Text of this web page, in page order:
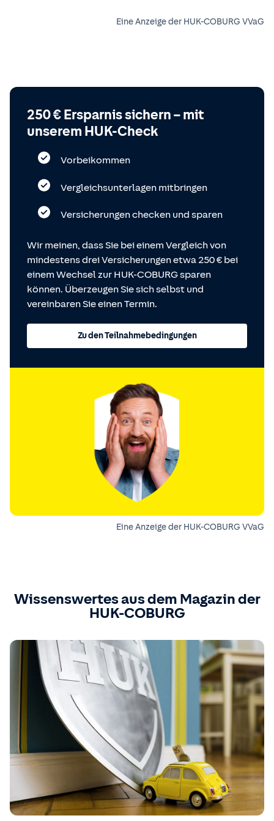
Eine Anzeige der HUK-COBURG VVaG
250 € Ersparnis sichern – mit
unserem HUK-Check
Vorbeikommen
Vergleichsunterlagen mitbringen
Versicherungen checken und sparen
Wir meinen, dass Sie bei einem Vergleich von
mindestens drei Versicherungen etwa 250 € bei
einem Wechsel zur HUK-COBURG sparen
können. Überzeugen Sie sich selbst und
vereinbaren Sie einen Termin.
Zu den Teilnahmebedingungen
Eine Anzeige der HUK-COBURG VVaG
Wissenswertes aus dem Magazin der
HUK-COBURG